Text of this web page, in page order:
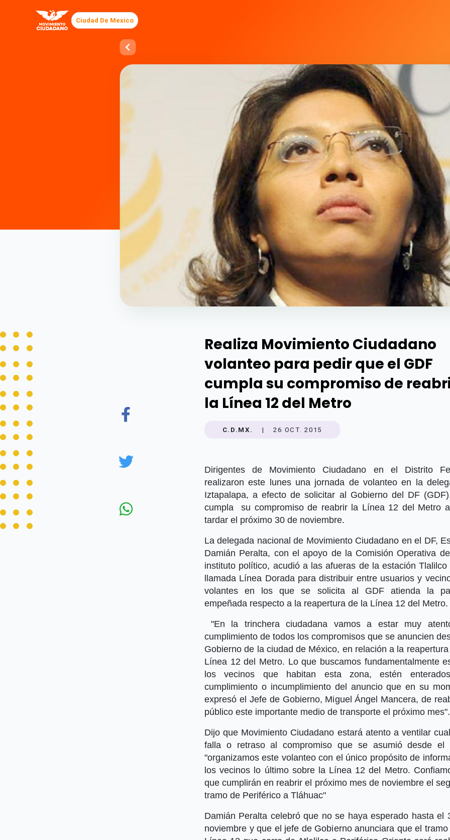
Ciudad De Mexico
Realiza Movimiento Ciudadano
volanteo para pedir que el GDF
cumpla su compromiso de
la Línea 12 del Metro
C.D.MX. | 26 OCT. 2015
Dirigentes de Movimiento Ciudadano en el Distrito
realizaron este lunes una jornada de volanteo en la
Iztapalapa, a efecto de solicitar al Gobierno del DF
cumpla su compromiso de reabrir la Línea 12 del Metro
tardar el próximo 30 de noviembre.
La delegada nacional de Movimiento Ciudadano en el DF,
Damián Peralta, con el apoyo de la Comisión Operativa
instituto político, acudió a las afueras de la estación Tlalilco
llamada Línea Dorada para distribuir entre usuarios y
volantes en los que se solicita al GDF atienda la
empeñada respecto a la reapertura de la Línea 12 del Metro.
"En la trinchera ciudadana vamos a estar muy
cumplimiento de todos los compromisos que se anuncien
Gobierno de la ciudad de México, en relación a la
Línea 12 del Metro. Lo que buscamos fundamentalmente
los vecinos que habitan esta zona, estén
cumplimiento o incumplimiento del anuncio que en su
expresó el Jefe de Gobierno, Miguel Ángel Mancera, de
público este importante medio de transporte el próximo mes".
Dijo que Movimiento Ciudadano estará atento a ventilar
falla o retraso al compromiso que se asumió desde el
"organizamos este volanteo con el único propósito de
los vecinos lo último sobre la Línea 12 del Metro.
que cumplirán en reabrir el próximo mes de noviembre el
tramo de Periférico a Tláhuac"
Damián Peralta celebró que no se haya esperado hasta el
noviembre y que el jefe de Gobierno anunciara que el